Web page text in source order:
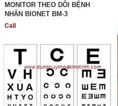
MONITOR THEO DÕI BỆNH
NHÂN BIONET BM-3
Call